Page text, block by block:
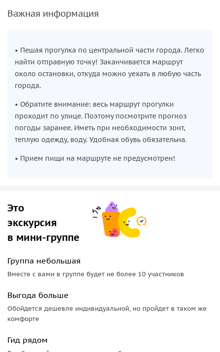
Важная информация
• Пешая прогулка по центральной части города. Легко
найти отправную точку! Заканчивается маршрут
около остановки, откуда можно уехать в любую часть
города.
• Обратите внимание: весь маршрут прогулки
проходит по улице. Поэтому посмотрите прогноз
погоды заранее. Иметь при необходимости зонт,
теплую одежду, воду. Удобная обувь обязательна.
• Прием пищи на маршруте не предусмотрен!
Это
экскурсия
в мини-группе
Группа небольшая
Вместе с вами в группе будет не более 10 участников
Выгода больше
Обойдется дешевле индивидуальной, но пройдет в таком же
комфорте
Гид рядом